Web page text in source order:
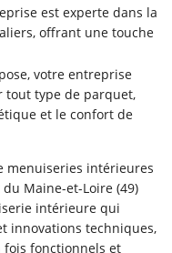
est experte dans la
offrant une touche
votre entreprise
type de parquet,
et le confort de
menuiseries intérieures
Maine-et-Loire (49)
intérieure qui
innovations techniques,
fois fonctionnels et